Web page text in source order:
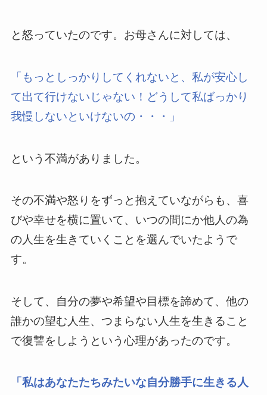
と怒っていたのです。お母さんに対しては、
「もっとしっかりしてくれないと、私が安心し
て出て行けないじゃない！どうして私ばっかり
我慢しないといけないの・・・」
という不満がありました。
その不満や怒りをずっと抱えていながらも、喜
びや幸せを横に置いて、いつの間にか他人の為
の人生を生きていくことを選んでいたようで
す。
そして、自分の夢や希望や目標を諦めて、他の
誰かの望む人生、つまらない人生を生きること
で復讐をしようという心理があったのです。
「私はあなたたちみたいな自分勝手に生きる人